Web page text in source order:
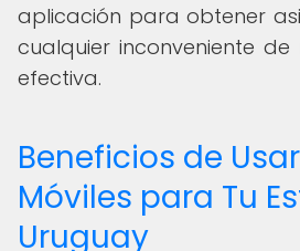
aplicación para obtener
cualquier inconveniente
efectiva.
Beneficios de
Móviles para Tu
Uruguay